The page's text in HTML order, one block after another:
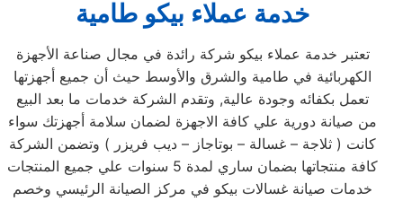
خدمة عملاء بيكو طامية
تعتبر خدمة عملاء بيكو شركة رائدة في مجال صناعة الأجهزة
الكهربائية في طامية والشرق والأوسط حيث أن جميع أجهزتها
تعمل بكفائه وجودة عالية, وتقدم الشركة خدمات ما بعد البيع
من صيانة دورية علي كافة الاجهزة لضمان سلامة أجهزتك سواء
كانت ( ثلاجة – غسالة – بوتاجاز – ديب فريزر ) وتضمن الشركة
كافة منتجاتها بضمان ساري لمدة 5 سنوات علي جميع المنتجات
خدمات صيانة غسالات بيكو في مركز الصيانة الرئيسي وخصم